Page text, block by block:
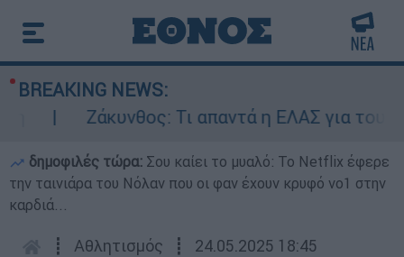
BREAKING NEWS:
Ζάκυνθος: Τι απαντά η ΕΛΑΣ για τους 8
δημοφιλές τώρα: Σου καίει το μυαλό: Το Netflix έφερε
την ταινιάρα του Νόλαν που οι φαν έχουν κρυφό νο1 στην
καρδιά...
┋ Αθλητισμός ┋ 24.05.2025 18:45